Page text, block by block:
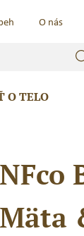
O nás
O TELO
NFco
Mäta